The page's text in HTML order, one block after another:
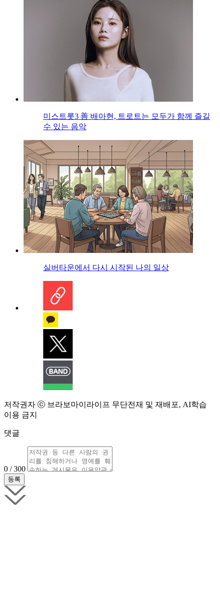
미스트롯3 善 배아현, 트로트는 모두가 함께 즐길
수 있는 음악
실버타운에서 다시 시작된 나의 일상
저작권자 ⓒ 브라보마이라이프 무단전재 및 재배포, AI학습
이용 금지
댓글
0 / 300